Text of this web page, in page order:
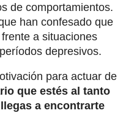
de comportamientos.
han confesado que
a situaciones
depresivos.
para actuar de
que estés al tanto
a encontrarte